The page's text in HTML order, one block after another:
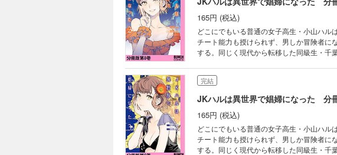
165円 (税込)
どこにでもいる普通の女子高生・小山ハル
チート能力も授けられず、男しか冒険者に
する。同じく現代から転移した同級生・千
界転生小説がついにコミカライズ！ 分冊版
完結
JKハルは異世界で娼婦になった 分
165円 (税込)
どこにでもいる普通の女子高生・小山ハル
チート能力も授けられず、男しか冒険者に
する。同じく現代から転移した同級生・千